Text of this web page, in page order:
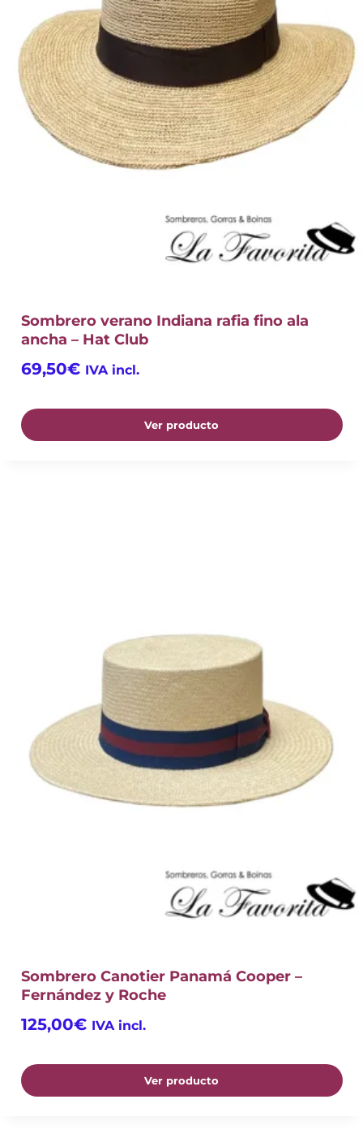
Sombrero verano Indiana rafia fino ala
ancha – Hat Club
69,50€ IVA incl.
Ver producto
Sombrero Canotier Panamá Cooper –
Fernández y Roche
125,00€ IVA incl.
Ver producto